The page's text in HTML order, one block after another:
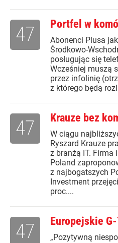
Portfel w
Abonenci Plusa
Środkowo-
posługując się
Wcześniej muszą
przez infolinię
z którego będą
47
Krauze bez
W ciągu
Ryszard Krauze
z branżą IT. Firma
Poland
z najbogatszych
Investment
proc....
47
Europejskie
„Pozytywną
47